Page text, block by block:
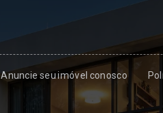
Anuncie seu imóvel conosco